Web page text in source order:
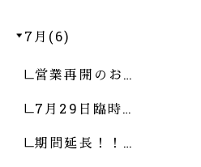
7月(6)
営業再開のお…
7月29日臨時…
期間延長！！…